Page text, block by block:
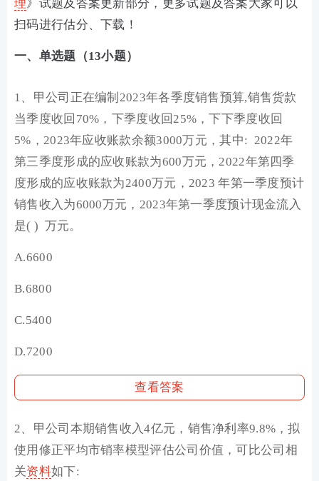
理》试题及答案更新部分，更多试题及答案大家可以
扫码进行估分、下载！
一、单选题（13小题）
1、甲公司正在编制2023年各季度销售预算,销售货款
当季度收回70%，下季度收回25%，下下季度收回
5%，2023年应收账款余额3000万元，其中: 2022年
第三季度形成的应收账款为600万元，2022年第四季
度形成的应收账款为2400万元，2023 年第一季度预计
销售收入为6000万元，2023年第一季度预计现金流入
是( ) 万元。
A.6600
B.6800
C.5400
D.7200
查看答案
2、甲公司本期销售收入4亿元，销售净利率9.8%，拟
使用修正平均市销率模型评估公司价值，可比公司相
关资料如下: